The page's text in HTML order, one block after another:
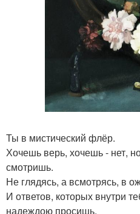
Ты в мистический флёр.
Хочешь верь, хочешь - нет,
смотришь.
Не глядясь, а всмотрясь, в
И ответов, которых внутри
надеждою просишь.